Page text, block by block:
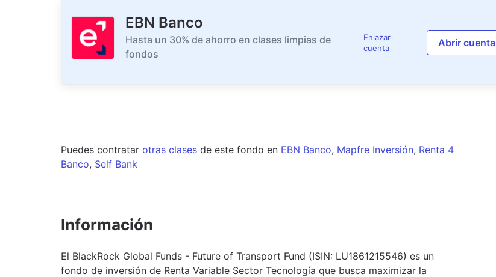
EBN Banco
Hasta un 30% de ahorro en clases limpias de
fondos
Enlazar
cuenta
Abrir cuenta
Puedes contratar otras clases de este fondo en EBN Banco, Mapfre Inversión, Renta 4
Banco, Self Bank
Información
El BlackRock Global Funds - Future of Transport Fund (ISIN: LU1861215546) es un
fondo de inversión de Renta Variable Sector Tecnología que busca maximizar la